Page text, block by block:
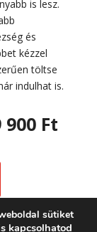
is lesz.
és
kézzel
töltse
indulhat is.
900 Ft
sütiket
kapcsolhatod